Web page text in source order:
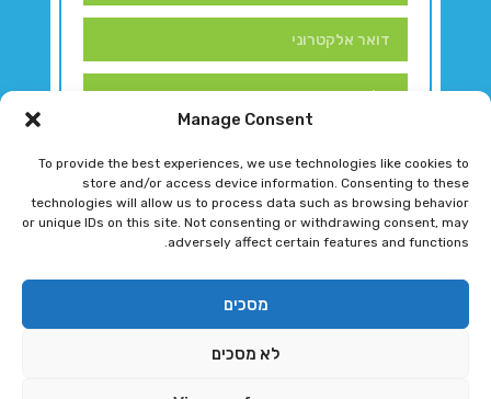
Manage Consent
To provide the best experiences, we use technologies like cookies to
store and/or access device information. Consenting to these
technologies will allow us to process data such as browsing behavior
or unique IDs on this site. Not consenting or withdrawing consent, may
adversely affect certain features and functions.
מסכים
לא מסכים